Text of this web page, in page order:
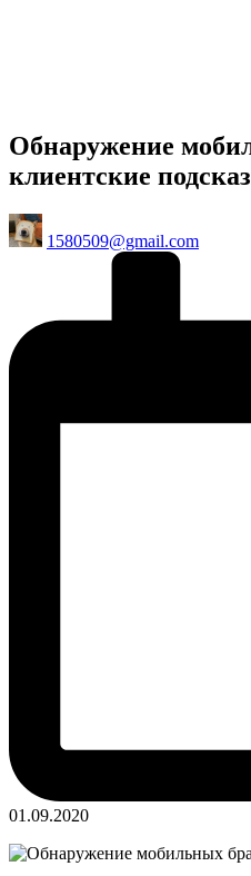
Обнаружение
клиентские
Posted
by
1580509@gmail.com
01.09.2020